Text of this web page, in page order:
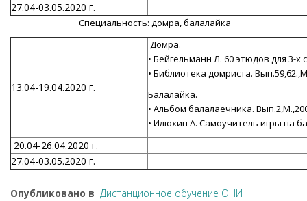
27.04-03.05.2020 г.
Специальность: домра, балалайка
13.04-19.04.2020 г.
Домра.
• Бейгельманн Л. 60 этюдов для 3-
• Библиотека домриста.
Балалайка.
• Альбом балалаечника.
• Илюхин А. Самоучитель игры на
20.04-26.04.2020 г.
27.04-03.05.2020 г.
Опубликовано в Дистанционное обучение ОНИ